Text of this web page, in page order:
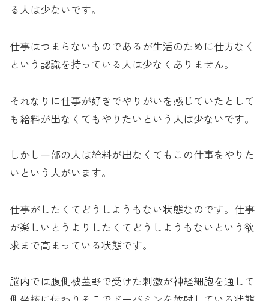
る人は少ないです。
仕事はつまらないものであるが生活のために仕方なく
という認識を持っている人は少なくありません。
それなりに仕事が好きでやりがいを感じていたとして
も給料が出なくてもやりたいという人は少ないです。
しかし一部の人は給料が出なくてもこの仕事をやりた
いという人がいます。
仕事がしたくてどうしようもない状態なのです。仕事
が楽しいとうよりしたくてどうしようもないという欲
求まで高まっている状態です。
脳内では腹側被蓋野で受けた刺激が神経細胞を通して